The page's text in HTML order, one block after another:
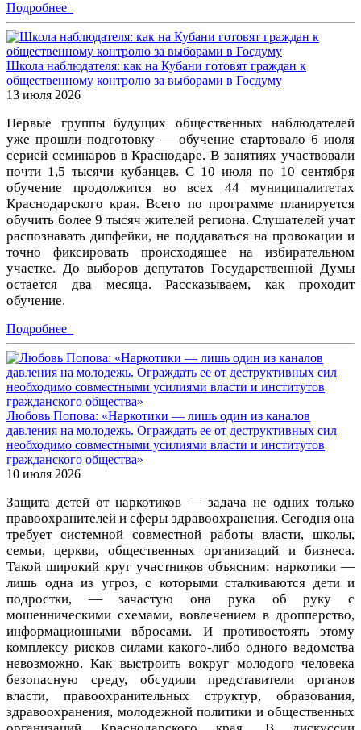
Подробнее
Школа наблюдателя: как на Кубани готовят граждан к
общественному контролю за выборами в Госдуму
13 июля 2026
Первые группы будущих общественных наблюдателей
уже прошли подготовку — обучение стартовало 6 июля
серией семинаров в Краснодаре. В занятиях участвовали
почти 1,5 тысячи кубанцев. С 10 июля по 10 сентября
обучение продолжится во всех 44 муниципалитетах
Краснодарского края. Всего по программе планируется
обучить более 9 тысяч жителей региона. Слушателей учат
распознавать дипфейки, не поддаваться на провокации и
точно фиксировать происходящее на избирательном
участке. До выборов депутатов Государственной Думы
остается два месяца. Рассказываем, как проходит
обучение.
Подробнее
Любовь Попова: «Наркотики — лишь один из каналов
давления на молодежь. Ограждать ее от деструктивных сил
необходимо совместными усилиями власти и институтов
гражданского общества»
10 июля 2026
Защита детей от наркотиков — задача не одних только
правоохранителей и сферы здравоохранения. Сегодня она
требует системной совместной работы власти, школы,
семьи, церкви, общественных организаций и бизнеса.
Такой широкий круг участников объясним: наркотики —
лишь одна из угроз, с которыми сталкиваются дети и
подростки, — зачастую она рука об руку с
мошенническими схемами, вовлечением в дропперство,
информационными вбросами. И противостоять этому
комплексу рисков силами какого-либо одного ведомства
невозможно. Как выстроить вокруг молодого человека
безопасную среду, обсудили представители органов
власти, правоохранительных структур, образования,
здравоохранения, молодежной политики и общественных